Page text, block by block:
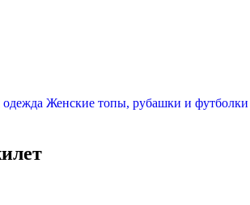
одежда Женские топы, рубашки и футболки